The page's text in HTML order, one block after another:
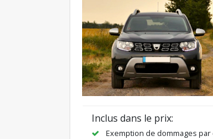
Inclus dans le prix:
Exemption de dommages par